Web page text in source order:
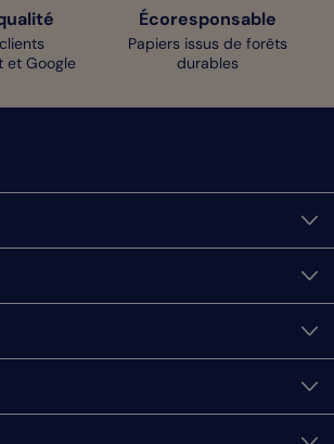
et Google
Écoresponsable
Papiers issus de forêts
durables